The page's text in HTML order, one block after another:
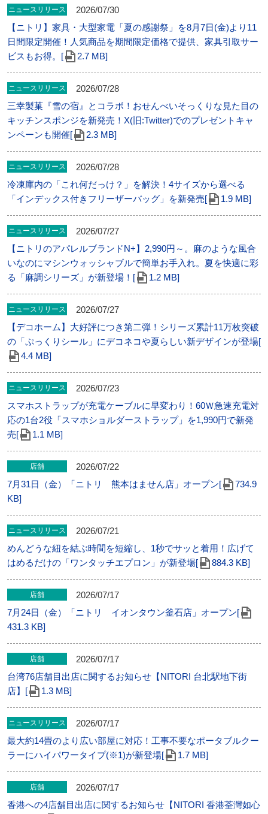
ニュースリリース
2026/07/30
【ニトリ】家具・大型家電「夏の感謝祭」を8月7日(金)より11
日間限定開催！人気商品を期間限定価格で提供、家具引取サー
ビスもお得。[
2.7 MB]
ニュースリリース
2026/07/28
三幸製菓『雪の宿』とコラボ！おせんべいそっくりな見た目の
キッチンスポンジを新発売！X(旧:Twitter)でのプレゼントキャ
ンペーンも開催[
2.3 MB]
ニュースリリース
2026/07/28
冷凍庫内の「これ何だっけ？」を解決！4サイズから選べる
「インデックス付きフリーザーバッグ」を新発売[
1.9 MB]
ニュースリリース
2026/07/27
【ニトリのアパレルブランドN+】2,990円～。麻のような風合
いなのにマシンウォッシャブルで簡単お手入れ。夏を快適に彩
る「麻調シリーズ」が新登場！[
1.2 MB]
ニュースリリース
2026/07/27
【デコホーム】大好評につき第二弾！シリーズ累計11万枚突破
の「ぷっくりシール」にデコネコや夏らしい新デザインが登場[
4.4 MB]
ニュースリリース
2026/07/23
スマホストラップが充電ケーブルに早変わり！60Ｗ急速充電対
応の1台2役「スマホショルダーストラップ」を1,990円で新発
売[
1.1 MB]
店舗
2026/07/22
7月31日（金）「ニトリ 熊本はません店」オープン[
734.9
KB]
ニュースリリース
2026/07/21
めんどうな紐を結ぶ時間を短縮し、1秒でサッと着用！広げて
はめるだけの「ワンタッチエプロン」が新登場[
884.3 KB]
店舗
2026/07/17
7月24日（金）「ニトリ イオンタウン釜石店」オープン[
431.3 KB]
店舗
2026/07/17
台湾76店舗目出店に関するお知らせ【NITORI 台北駅地下街
店】[
1.3 MB]
ニュースリリース
2026/07/17
最大約14畳のより広い部屋に対応！工事不要なポータブルクー
ラーにハイパワータイプ(※1)が新登場[
1.7 MB]
店舗
2026/07/17
香港への4店舗目出店に関するお知らせ【NITORI 香港荃灣如心